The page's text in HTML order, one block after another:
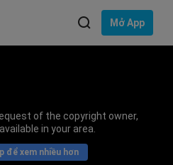
Mở App
of the copyright owner,
in your area.
để xem nhiều hơn